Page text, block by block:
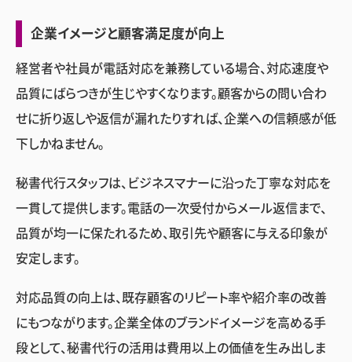
企業イメージと顧客満足度が向上
経営者や社員が電話対応を兼務している場合、対応速度や
品質にばらつきが生じやすくなります。顧客からの問い合わ
せに折り返しや返信が漏れたりすれば、企業への信頼感が低
下しかねません。
秘書代行スタッフは、ビジネスマナーに沿った丁寧な対応を
一貫して提供します。電話の一次受付からメール返信まで、
品質が均一に保たれるため、取引先や顧客に与える印象が
安定します。
対応品質の向上は、既存顧客のリピート率や紹介率の改善
にもつながります。企業全体のブランドイメージを高める手
段として、秘書代行の活用は費用以上の価値を生み出しま